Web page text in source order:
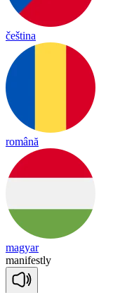
čeština
română
magyar
manifestly